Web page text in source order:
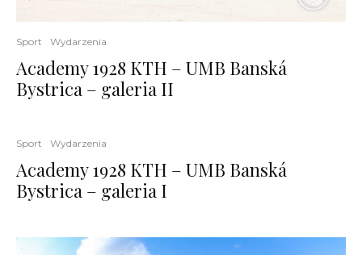
Sport Wydarzenia
Academy 1928 KTH – UMB Banská
Bystrica – galeria II
Sport Wydarzenia
Academy 1928 KTH – UMB Banská
Bystrica – galeria I